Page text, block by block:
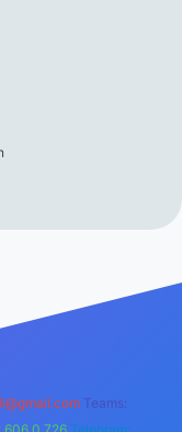
Teams: